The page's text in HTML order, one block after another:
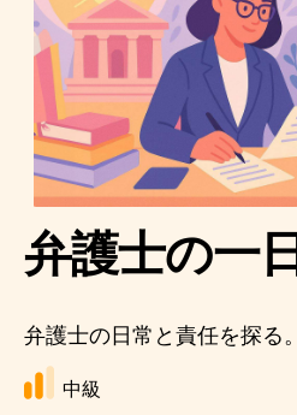
弁護士の一日
弁護士の日常と責任を探る。
中級